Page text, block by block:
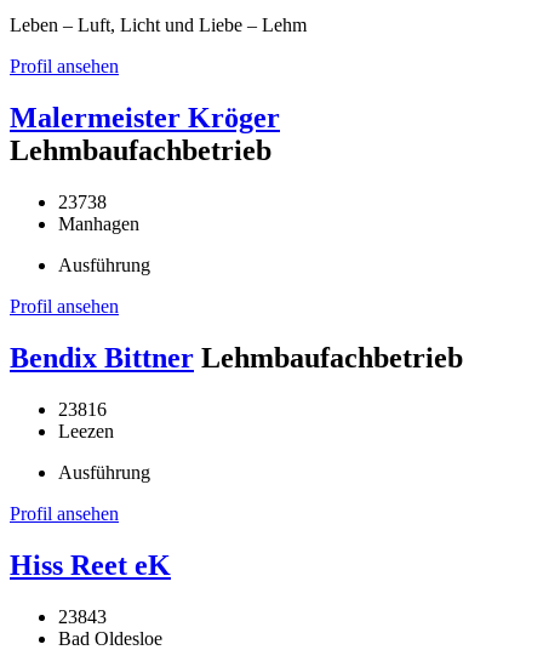
Leben – Luft, Licht und Liebe – Lehm
Profil ansehen
Malermeister Kröger
Lehmbaufachbetrieb
23738
Manhagen
Ausführung
Profil ansehen
Bendix Bittner Lehmbaufachbetrieb
23816
Leezen
Ausführung
Profil ansehen
Hiss Reet eK
23843
Bad Oldesloe